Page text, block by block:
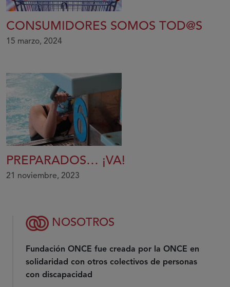
CONSUMIDORES SOMOS TOD@S
15 marzo, 2024
PREPARADOS… ¡VA!
21 noviembre, 2023
NOSOTROS
Fundación ONCE fue creada por la ONCE en
solidaridad con otros colectivos de personas
con discapacidad